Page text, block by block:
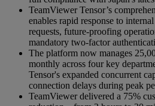
TeamViewer Tensor’s
enables rapid response to
requests, future-proofing
mandatory two-factor
The platform now manages
monthly across four key
Tensor's expanded concurrent
connection delays during peak
TeamViewer delivered a 75%